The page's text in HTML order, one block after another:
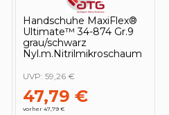
Handschuhe MaxiFlex®
Ultimate™ 34-874 Gr.9
grau/schwarz
Nyl.m.Nitrilmikroschaum
47,79 €
vorher 47,79 €
UVP: 59,26 €